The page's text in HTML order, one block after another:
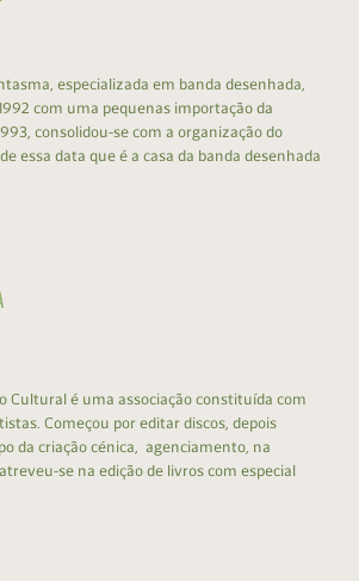
especializada em banda desenhada,
com uma pequenas importação da
consolidou-se com a organização do
essa data que é a casa da banda desenhada
Cultural é uma associação constituída com
Começou por editar discos, depois
da criação cénica, agenciamento, na
se na edição de livros com especial